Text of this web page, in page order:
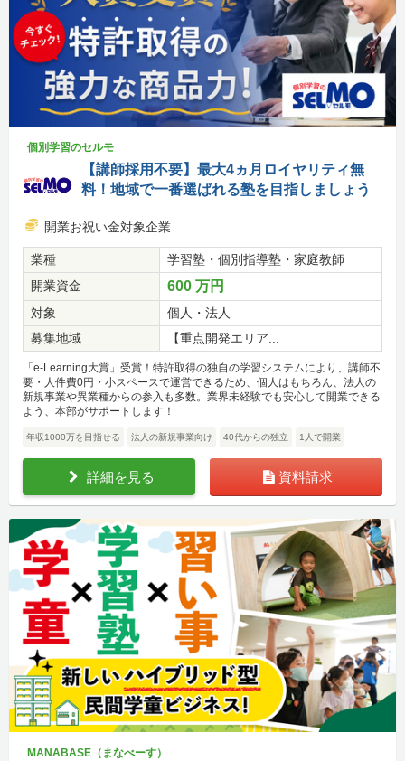
個別学習のセルモ
【講師採用不要】最大4ヵ月ロイヤリティ無
料！地域で一番選ばれる塾を目指しましょう
開業お祝い金対象企業
業種
学習塾・個別指導塾・家庭教師
開業資金
600 万円
対象
個人・法人
募集地域
【重点開発エリア...
「e-Learning大賞」受賞！特許取得の独自の学習システムにより、講師不
要・人件費0円・小スペースで運営できるため、個人はもちろん、法人の
新規事業や異業種からの参入も多数。業界未経験でも安心して開業できる
よう、本部がサポートします！
年収1000万を目指せる 法人の新規事業向け 40代からの独立 1人で開業
詳細を見る 資料請求
MANABASE（まなべーす）